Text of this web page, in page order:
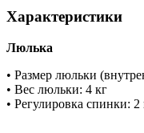
Характеристики
Люлька
• Размер люльки
• Вес люльки: 4 кг
• Регулировка спинки: